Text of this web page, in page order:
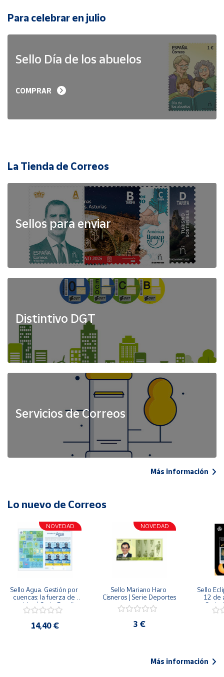
Para celebrar en julio
Sello Día de los abuelos
COMPRAR
La Tienda de Correos
Sellos para enviar
Distintivo DGT
Servicios de Correos
Más información
Lo nuevo de Correos
NOVEDAD
Sello Agua. Gestión por
cuencas: la fuerza de
una idea.| Serie España
ES| Pliego Premium
14,40 €
NOVEDAD
Sello Mariano Haro
Cisneros | Serie Deportes
3 €
Sello
12 de
Serie
Más información